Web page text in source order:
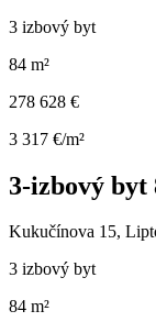
3 izbový byt
84 m²
278 628 €
3 317 €/m²
3-izbový byt
Kukučínova 15,
3 izbový byt
84 m²